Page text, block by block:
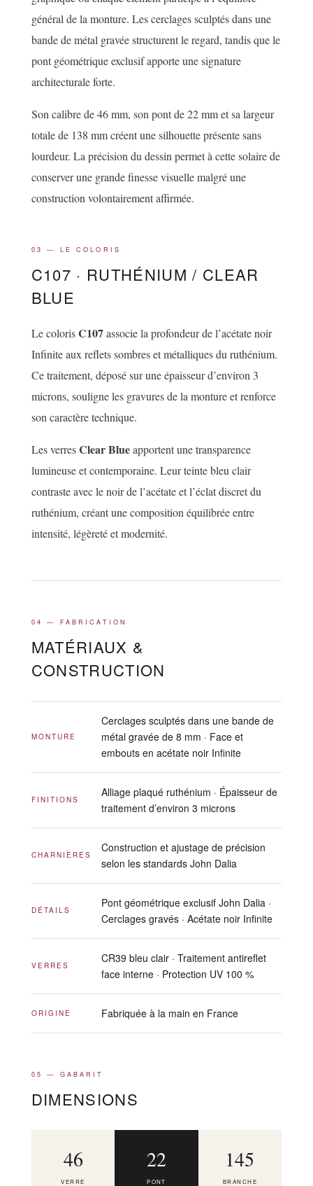
général de la monture. Les cerclages sculptés dans une
bande de métal gravée structurent le regard, tandis que le
pont géométrique exclusif apporte une signature
architecturale forte.
Son calibre de 46 mm, son pont de 22 mm et sa largeur
totale de 138 mm créent une silhouette présente sans
lourdeur. La précision du dessin permet à cette solaire de
conserver une grande finesse visuelle malgré une
construction volontairement affirmée.
03 — LE COLORIS
C107 · RUTHÉNIUM / CLEAR
BLUE
Le colorisC107associe la profondeur de l’acétate noir
Infinite aux reflets sombres et métalliques du ruthénium.
Ce traitement, déposé sur une épaisseur d’environ 3
microns, souligne les gravures de la monture et renforce
son caractère technique.
Les verresClear Blueapportent une transparence
lumineuse et contemporaine. Leur teinte bleu clair
contraste avec le noir de l’acétate et l’éclat discret du
ruthénium, créant une composition équilibrée entre
intensité, légèreté et modernité.
04 — FABRICATION
MATÉRIAUX &
CONSTRUCTION
MONTURE
Cerclages sculptés dans une bande de
métal gravée de 8 mm · Face et
embouts en acétate noir Infinite
FINITIONS
Alliage plaqué ruthénium · Épaisseur de
traitement d’environ 3 microns
CHARNIÈRES
Construction et ajustage de précision
selon les standards John Dalia
DÉTAILS
Pont géométrique exclusif John Dalia ·
Cerclages gravés · Acétate noir Infinite
VERRES
CR39 bleu clair · Traitement antireflet
face interne · Protection UV 100 %
ORIGINE Fabriquée à la main en France
05 — GABARIT
DIMENSIONS
46
VERRE
22
PONT
145
BRANCHE